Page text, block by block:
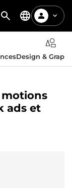
Design &
motions
ads et